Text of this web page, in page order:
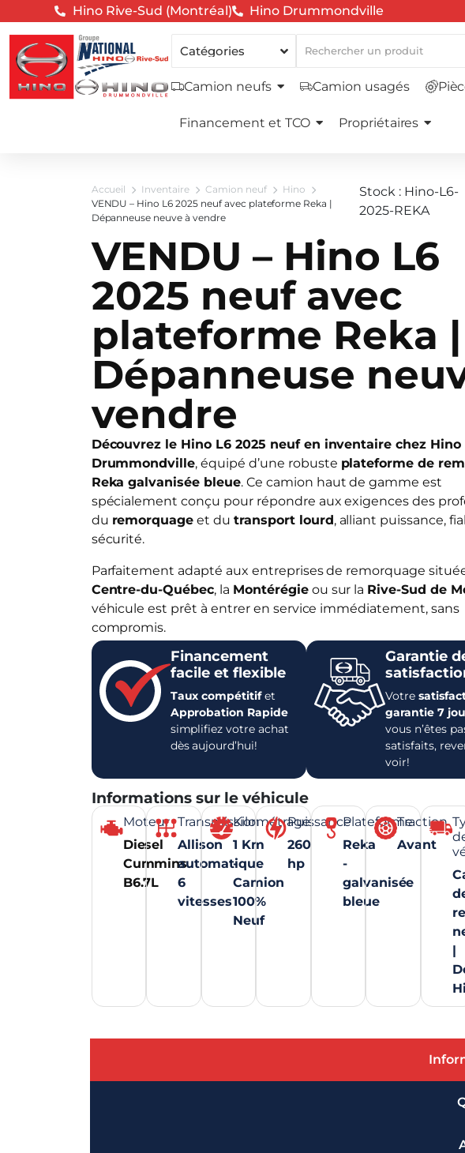
Hino Rive-Sud (Montréal) Hino Drummondville
Camion neufs Camion usagés
Financement et TCO Propriétaires
Accueil Inventaire Camion neuf
Hino
VENDU – Hino L6 2025 neuf avec plateforme Reka |
Dépanneuse neuve à vendre
Stock : Hino-L6-
2025-REKA
VENDU – Hino L6
2025 neuf avec
plateforme Reka |
Dépanneuse
vendre
Découvrez le Hino L6 2025 neuf en inventaire chez Hino
Drummondville, équipé d’une robuste plateforme de
Reka galvanisée bleue. Ce camion haut de gamme est
spécialement conçu pour répondre aux exigences des
du remorquage et du transport lourd, alliant puissance,
sécurité.
Parfaitement adapté aux entreprises de remorquage
Centre-du-Québec, la Montérégieou sur la Rive-Sud de
véhicule est prêt à entrer en service immédiatement, sans
compromis.
Financement
facile et flexible
Taux compétitifet
Approbation Rapide
simplifiez votre achat
dès aujourd’hui!
Garantie
Votre
garantie 7
vous n’êtes
satisfaits,
voir!
Informations sur le véhicule
Moteur
Diesel
Cummins
B6.7L
Transmission
Allison
automatique
6
vitesses
Kilométrage
1 Km
-
Camion
100%
Neuf
Puissance
260
hp
Plateforme
Reka
-
galvanisée
bleue
Traction
Avant
|
VENDU – Hino L6 2025 neuf avec
260hp | Transmission Allison | Plateforme
Financement facile, rapide et